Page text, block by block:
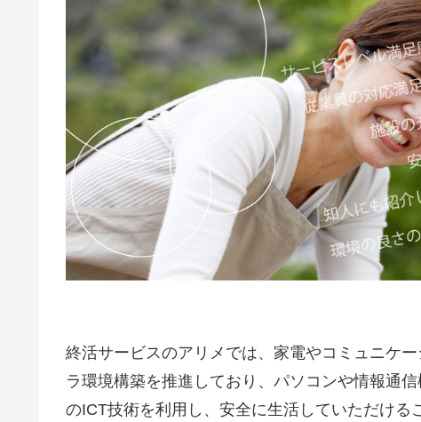
終活サービスのアリメでは、家電やコミュニケ
ラ環境構築を推進しており、パソコンや情報通
のICT技術を利用し、安全に生活していただける